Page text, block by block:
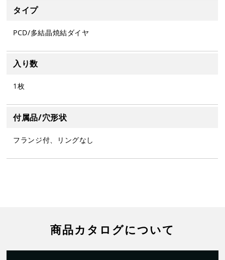
タイプ
PCD/多結晶焼結ダイヤ
入り数
1枚
付属品/穴形状
フランジ付、リングなし
商品カタログについて